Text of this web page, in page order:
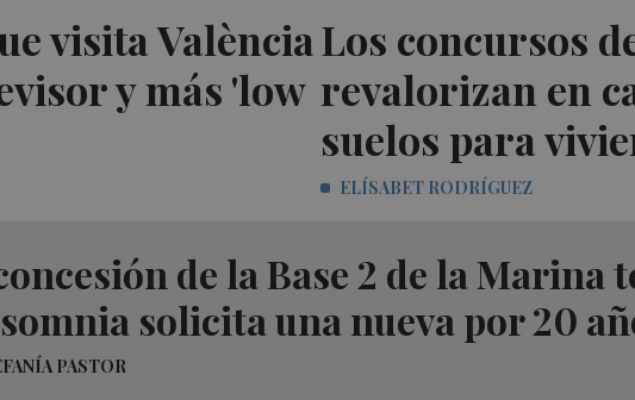
visita València
y más 'low
Los concursos
revalorizan en
suelos para
ELÍSABET RODRÍGUEZ
de la Base 2 de la Marina
solicita una nueva por 20
PASTOR